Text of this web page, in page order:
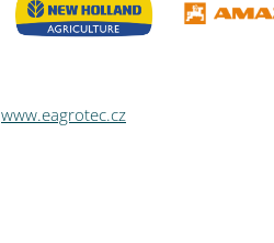
www.eagrotec.cz